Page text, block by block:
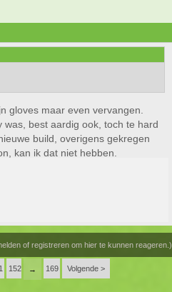
gloves maar even vervangen.
best aardig ook, toch te hard
build, overigens gekregen
kan ik dat niet hebben.
of registreren om hier te kunnen reageren.)
152 → 169 Volgende >